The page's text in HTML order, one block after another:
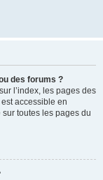
des forums ?
l’index, les pages des
accessible en
toutes les pages du